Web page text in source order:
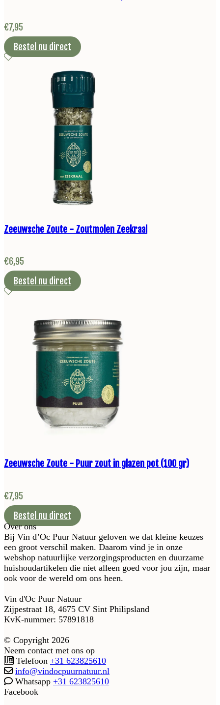
€7,95
Bestel nu direct
Zeeuwsche Zoute - Zoutmolen Zeekraal
€6,95
Bestel nu direct
Zeeuwsche Zoute - Puur zout in glazen pot (100 gr)
€7,95
Bestel nu direct
Over ons
Bij Vin d’Oc Puur Natuur geloven we dat kleine keuzes
een groot verschil maken. Daarom vind je in onze
webshop natuurlijke verzorgingsproducten en duurzame
huishoudartikelen die niet alleen goed voor jou zijn, maar
ook voor de wereld om ons heen.
Vin d'Oc Puur Natuur
Zijpestraat 18, 4675 CV Sint Philipsland
KvK-nummer: 57891818
© Copyright 2026
Neem contact met ons op
Telefoon +31 623825610
info@vindocpuurnatuur.nl
Whatsapp +31 623825610
Facebook